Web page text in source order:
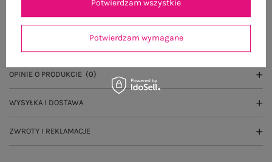
OPIS PRODUKTU
OPINIE O PRODUKCIE (0)
WYSYŁKA I DOSTAWA
ZWROTY I REKLAMACJE
Potwierdzam wymagane
Potwierdzam wszystkie